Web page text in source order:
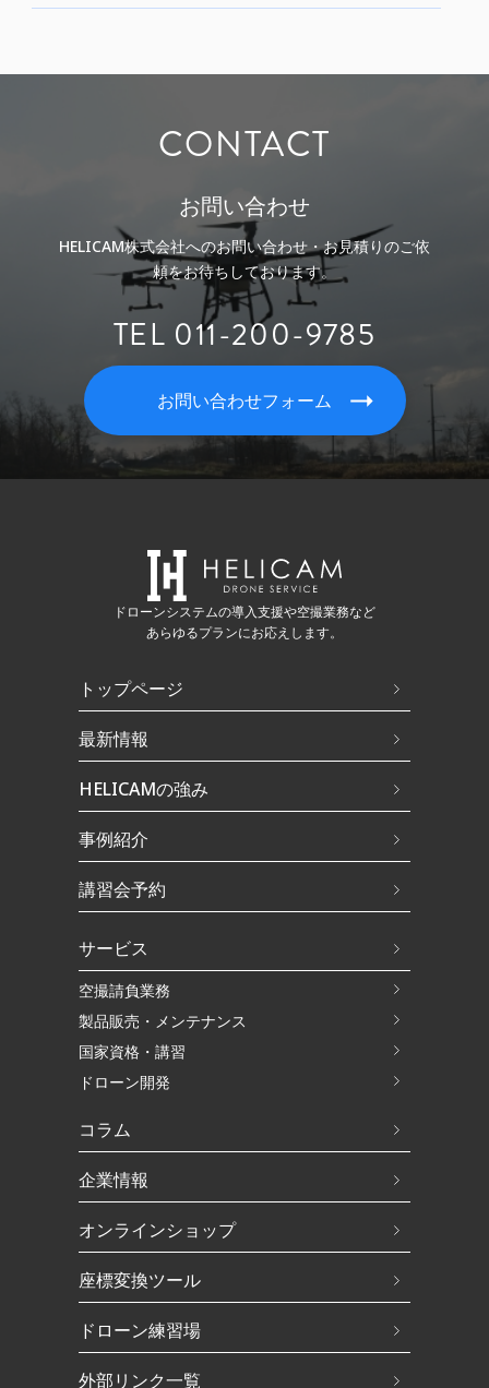
CONTACT
お問い合わせ
HELICAM株式会社へのお問い合わせ・お見積りのご依
頼をお待ちしております。
TEL 011-200-9785
お問い合わせフォーム
ドローンシステムの導入支援や空撮業務など
あらゆるプランにお応えします。
トップページ
最新情報
HELICAMの強み
事例紹介
講習会予約
サービス
空撮請負業務
製品販売・メンテナンス
国家資格・講習
ドローン開発
コラム
企業情報
オンラインショップ
座標変換ツール
ドローン練習場
外部リンク一覧